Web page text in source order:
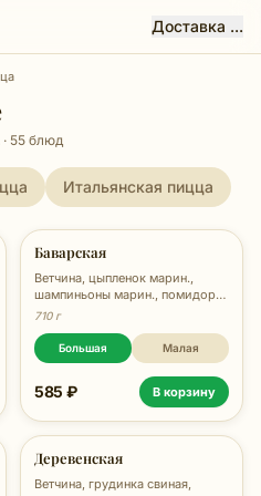
Доставка ...
55 блюд
Итальянская пицца
Баварская
Ветчина, цыпленок марин.,
шампиньоны марин., помидоры,
сыр, соус Маонский, зелень, 710
710 г
Большая Малая
585 ₽ В корзину
Деревенская
Ветчина, грудинка свиная,